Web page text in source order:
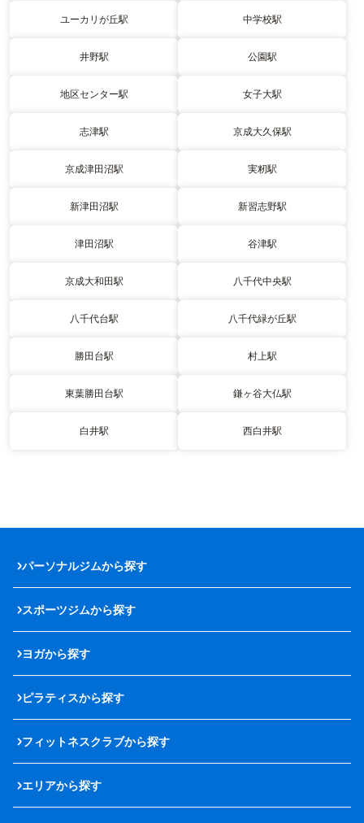
ユーカリが丘駅 中学校駅
井野駅 公園駅
地区センター駅 女子大駅
志津駅 京成大久保駅
京成津田沼駅 実籾駅
新津田沼駅 新習志野駅
津田沼駅 谷津駅
京成大和田駅 八千代中央駅
八千代台駅 八千代緑が丘駅
勝田台駅 村上駅
東葉勝田台駅 鎌ヶ谷大仏駅
白井駅 西白井駅
パーソナルジムから探す
スポーツジムから探す
ヨガから探す
ピラティスから探す
フィットネスクラブから探す
エリアから探す